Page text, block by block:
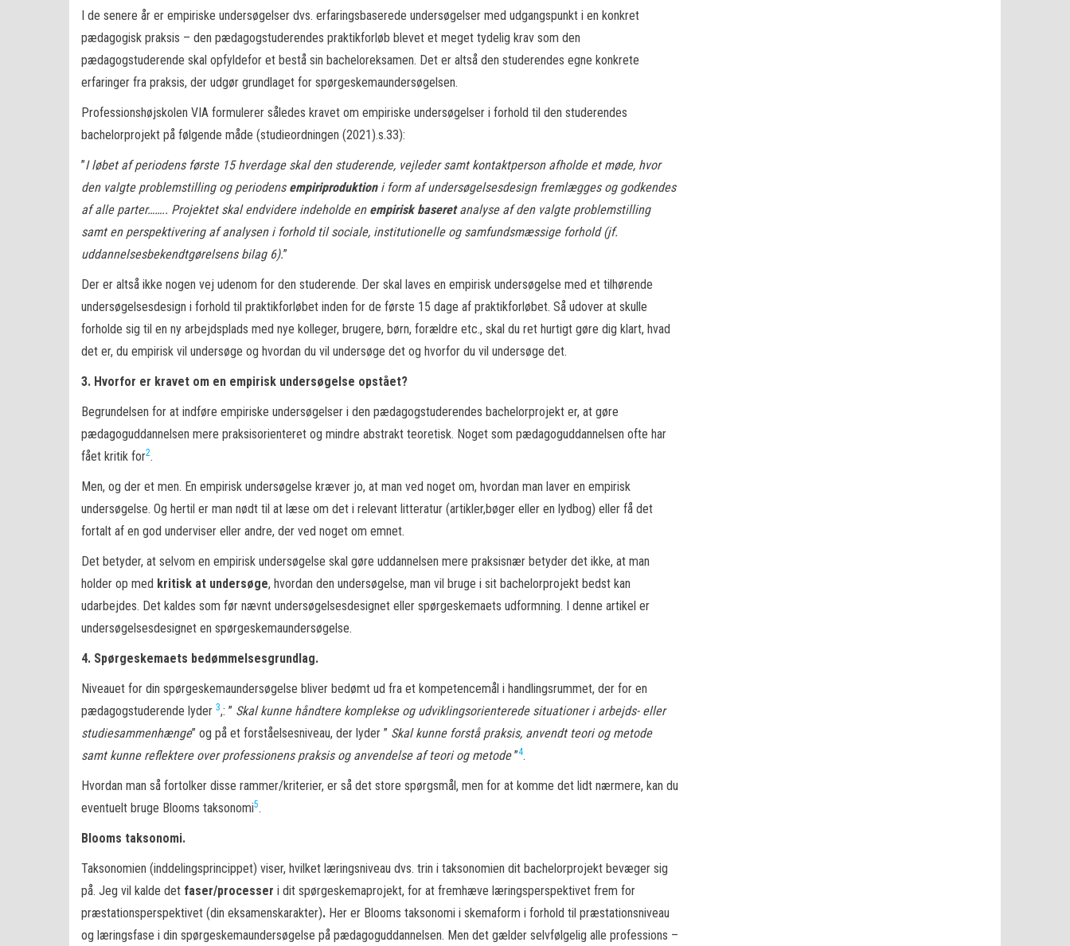
I de senere år er empiriske undersøgelser dvs. erfaringsbaserede undersøgelser med udgangspunkt i en konkret
pædagogisk praksis – den pædagogstuderendes praktikforløb blevet et meget tydelig krav som den
pædagogstuderende skal opfyldefor et bestå sin bacheloreksamen. Det er altså den studerendes egne konkrete
erfaringer fra praksis, der udgør grundlaget for spørgeskemaundersøgelsen.
Professionshøjskolen VIA formulerer således kravet om empiriske undersøgelser i forhold til den studerendes
bachelorprojekt på følgende måde (studieordningen (2021).s.33):
”I løbet af periodens første 15 hverdage skal den studerende, vejleder samt kontaktperson afholde et møde, hvor
den valgte problemstilling og periodensempiriproduktioni form af undersøgelsesdesign fremlægges og godkendes
af alle parter…….. Projektet skal endvidere indeholde en empirisk baseretanalyse af den valgte problemstilling
samt en perspektivering af analysen i forhold til sociale, institutionelle og samfundsmæssige forhold (jf.
uddannelsesbekendtgørelsens bilag 6).”
Der er altså ikke nogen vej udenom for den studerende. Der skal laves en empirisk undersøgelse med et tilhørende
undersøgelsesdesign i forhold til praktikforløbet inden for de første 15 dage af praktikforløbet. Så udover at skulle
forholde sig til en ny arbejdsplads med nye kolleger, brugere, børn, forældre etc., skal du ret hurtigt gøre dig klart, hvad
det er, du empirisk vil undersøge og hvordan du vil undersøge det og hvorfor du vil undersøge det.
3. Hvorfor er kravet om en empirisk undersøgelse opstået?
Begrundelsen for at indføre empiriske undersøgelser i den pædagogstuderendes bachelorprojekt er, at gøre
pædagoguddannelsen mere praksisorienteret og mindre abstrakt teoretisk. Noget som pædagoguddannelsen ofte har
fået kritik for2.
Men, og der et men. En empirisk undersøgelse kræver jo, at man ved noget om, hvordan man laver en empirisk
undersøgelse. Og hertil er man nødt til at læse om det i relevant litteratur (artikler,bøger eller en lydbog) eller få det
fortalt af en god underviser eller andre, der ved noget om emnet.
Det betyder, at selvom en empirisk undersøgelse skal gøre uddannelsen mere praksisnær betyder det ikke, at man
holder op med kritisk at undersøge, hvordan den undersøgelse, man vil bruge i sit bachelorprojekt bedst kan
udarbejdes. Det kaldes som før nævnt undersøgelsesdesignet eller spørgeskemaets udformning. I denne artikel er
undersøgelsesdesignet en spørgeskemaundersøgelse.
4. Spørgeskemaets bedømmelsesgrundlag.
Niveauet for din spørgeskemaundersøgelse bliver bedømt ud fra et kompetencemål i handlingsrummet, der for en
pædagogstuderende lyder 3,: ” Skalkunne håndtere komplekse og udviklingsorienterede situationer i arbejds- eller
studiesammenhænge” og på et forståelsesniveau, der lyder ” Skal kunne forstå praksis, anvendt teori og metode
samt kunne reflektere over professionens praksis og anvendelse af teori og metode”4.
Hvordan man så fortolker disse rammer/kriterier, er så det store spørgsmål, men for at komme det lidt nærmere, kan du
eventuelt bruge Blooms taksonomi5.
Blooms taksonomi.
Taksonomien (inddelingsprincippet) viser, hvilket læringsniveau dvs. trin i taksonomien dit bachelorprojekt bevæger sig
på. Jeg vil kalde det faser/processer i dit spørgeskemaprojekt, for at fremhæve læringsperspektivet frem for
præstationsperspektivet (din eksamenskarakter). Her er Blooms taksonomi i skemaform i forhold til præstationsniveau
og læringsfase i din spørgeskemaundersøgelse på pædagoguddannelsen. Men det gælder selvfølgelig alle professions –